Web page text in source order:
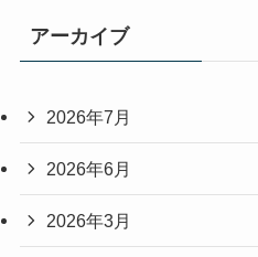
アーカイブ
2026年7月
2026年6月
2026年3月